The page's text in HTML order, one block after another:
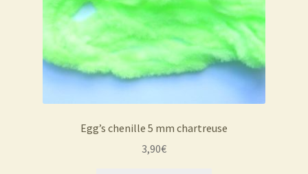
Egg’s chenille 5 mm chartreuse
3,90€